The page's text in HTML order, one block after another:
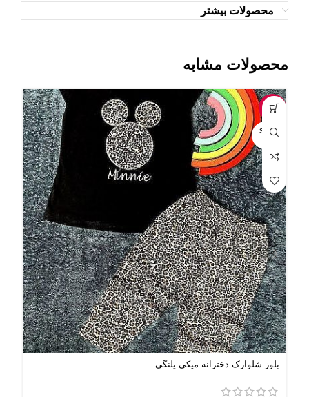
محصولات بیشتر
محصولات مشابه
-9%
SOLD
بلوز شلوارک دخترانه میکی پلنگی